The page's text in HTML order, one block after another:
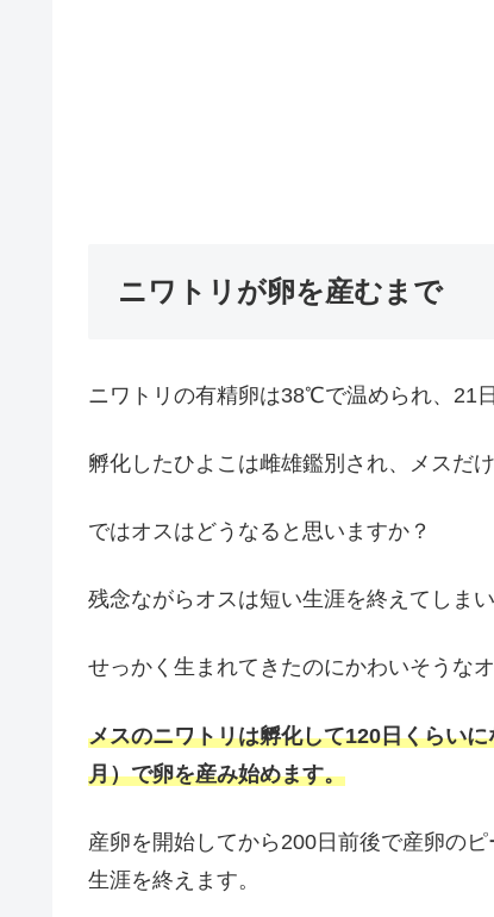
ニワトリが卵を産むまで
ニワトリの有精卵は38℃で温められ、21
孵化したひよこは雌雄鑑別され、メスだ
ではオスはどうなると思いますか？
残念ながらオスは短い生涯を終えてしまい
せっかく生まれてきたのにかわいそうなオ
メスのニワトリは孵化して120日くらい
月）で卵を産み始めます。
産卵を開始してから200日前後で産卵の
生涯を終えます。